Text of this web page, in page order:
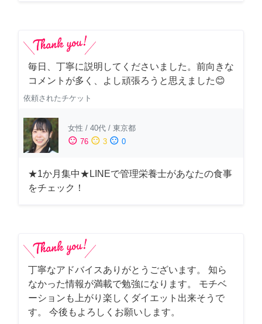
毎日、丁寧に説明してくださいました。前向きな
コメントが多く、よし頑張ろうと思えました😊
依頼されたチケット
女性 / 40代 / 東京都
sentiment_satisfied 76 sentiment_neutral 3 sentiment_dissatisfied 0
★1か月集中★LINEで管理栄養士があなたの食事
をチェック！
丁寧なアドバイスありがとうございます。 知ら
なかった情報が満載で勉強になります。 モチベ
ーションも上がり楽しくダイエット出来そうで
す。 今後もよろしくお願いします。